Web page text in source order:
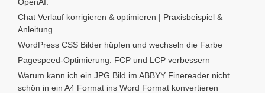
Chat Verlauf korrigieren & optimieren | Praxisbeispiel &
Anleitung
WordPress CSS Bilder hüpfen und wechseln die Farbe
Pagespeed-Optimierung: FCP und LCP verbessern
Warum kann ich ein JPG Bild im ABBYY Finereader nicht
schön in ein A4 Format ins Word Format konvertieren